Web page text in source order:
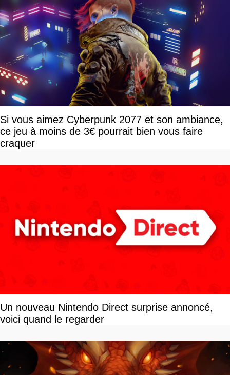
Si vous aimez Cyberpunk 2077 et son ambiance,
ce jeu à moins de 3€ pourrait bien vous faire
craquer
Un nouveau Nintendo Direct surprise annoncé,
voici quand le regarder